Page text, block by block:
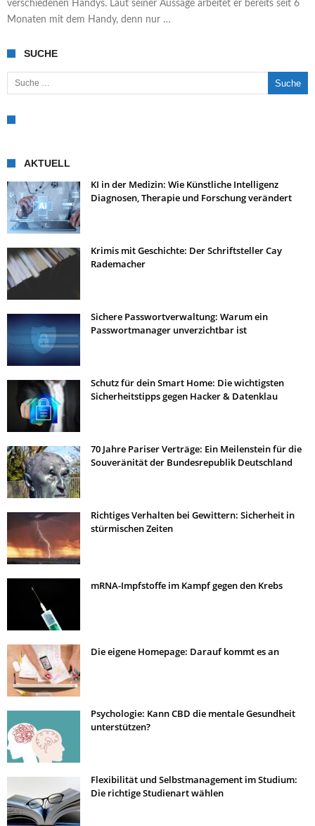
verschiedenen Handys. Laut seiner Aussage arbeitet er bereits seit 6
Monaten mit dem Handy, denn nur …
SUCHE
Suche nach:
AKTUELL
KI in der Medizin: Wie Künstliche Intelligenz
Diagnosen, Therapie und Forschung verändert
Krimis mit Geschichte: Der Schriftsteller Cay
Rademacher
Sichere Passwortverwaltung: Warum ein
Passwortmanager unverzichtbar ist
Schutz für dein Smart Home: Die wichtigsten
Sicherheitstipps gegen Hacker & Datenklau
70 Jahre Pariser Verträge: Ein Meilenstein für die
Souveränität der Bundesrepublik Deutschland
Richtiges Verhalten bei Gewittern: Sicherheit in
stürmischen Zeiten
mRNA-Impfstoffe im Kampf gegen den Krebs
Die eigene Homepage: Darauf kommt es an
Psychologie: Kann CBD die mentale Gesundheit
unterstützen?
Flexibilität und Selbstmanagement im Studium:
Die richtige Studienart wählen